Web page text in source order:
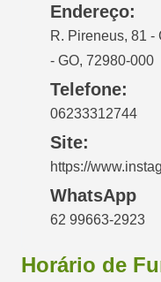
Endereço:
R. Pireneus, 81
- GO, 72980-000
Telefone:
06233312744
Site:
https://
WhatsApp
62 99663-2923
Horário de